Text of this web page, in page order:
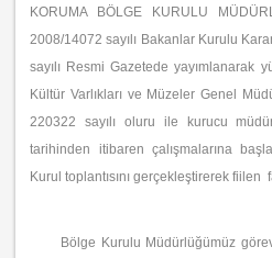
KORUMA BÖLGE KURULU
2008/14072 sayılı Bakanlar Kurulu
sayılı Resmi Gazetede yayımlanarak
Kültür Varlıkları ve Müzeler Genel
220322 sayılı oluru ile kurucu
tarihinden itibaren çalışmalarına
Kurul toplantısını gerçekleştirerek fiilen
Bölge Kurulu Müdürlüğümüz görev